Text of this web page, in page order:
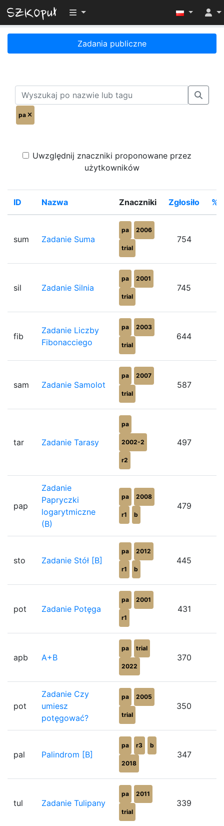
Przełącz widoczność menu
Zadania publiczne
pa
Uwzględnij znaczniki proponowane przez
użytkowników
ID Nazwa Znaczniki Zgłosiło
sum Zadanie Suma
pa 2006
trial
754
sil Zadanie Silnia
pa 2001
trial
745
fib
Zadanie Liczby
Fibonacciego
pa 2003
trial
644
sam Zadanie Samolot
pa 2007
trial
587
tar Zadanie Tarasy
pa
2002-2
r2
497
pap
Zadanie
Papryczki
logarytmiczne
(B)
pa 2008
r1 b
479
sto Zadanie Stół [B]
pa 2012
r1 b
445
pot Zadanie Potęga
pa 2001
r1
431
apb A+B
pa trial
2022
370
pot
Zadanie Czy
umiesz
potęgować?
pa 2005
trial
350
pal Palindrom [B]
pa r3 b
2018
347
tul Zadanie Tulipany
pa 2011
trial
339